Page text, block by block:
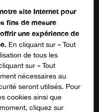
de
site Internet pour
fins de mesure
une expérience de
En cliquant sur « Tout
de tous les
sur « Tout
nécessaires au
seront utilisés. Pour
cookies ainsi que
cliquez sur